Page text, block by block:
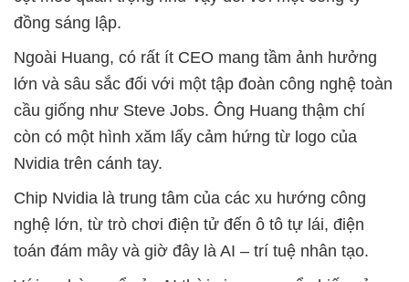
đồng sáng lập.
Ngoài Huang, có rất ít CEO mang tầm ảnh hưởng
lớn và sâu sắc đối với một tập đoàn công nghệ toàn
cầu giống như Steve Jobs. Ông Huang thậm chí
còn có một hình xăm lấy cảm hứng từ logo của
Nvidia trên cánh tay.
Chip Nvidia là trung tâm của các xu hướng công
nghệ lớn, từ trò chơi điện tử đến ô tô tự lái, điện
toán đám mây và giờ đây là AI – trí tuệ nhân tạo.